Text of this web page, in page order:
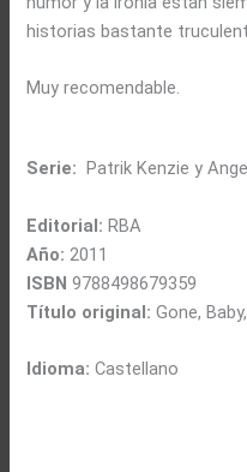
historias bastante
Muy recomendable.
Serie: Patrik Kenzie y
Editorial: RBA
Año: 2011
ISBN 9788498679359
Título original: Gone,
Idioma: Castellano